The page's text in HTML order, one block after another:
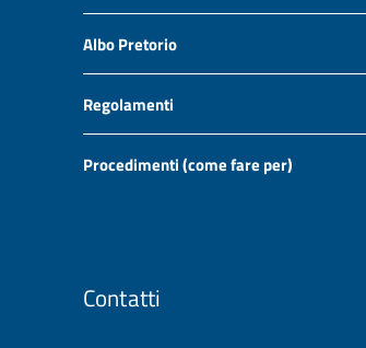
Albo Pretorio
Regolamenti
Procedimenti (come fare per)
Contatti